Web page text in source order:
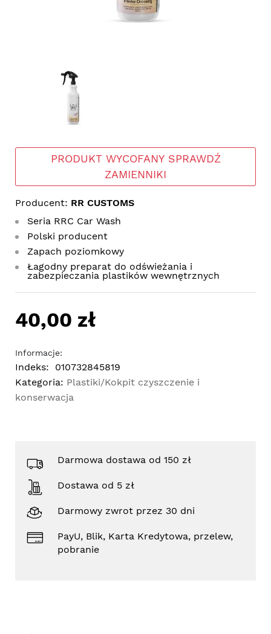
PRODUKT WYCOFANY SPRAWDŹ
ZAMIENNIKI
Producent: RR CUSTOMS
Seria RRC Car Wash
Polski producent
Zapach poziomkowy
Łagodny preparat do odświeżania i
zabezpieczania plastików wewnętrznych
40,00 zł
Informacje:
Indeks:
010732845819
Kategoria: Plastiki/Kokpit czyszczenie i
konserwacja
Darmowa dostawa od 150 zł
Dostawa od 5 zł
Darmowy zwrot przez 30 dni
PayU, Blik, Karta Kredytowa, przelew,
pobranie